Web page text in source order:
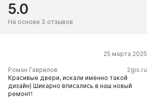
5.0
На основе 3 отзывов
25 марта 2025
​Роман Гаврилов
2gis.ru
Красивые двери, искали именно такой
дизайн) Шикарно вписались в наш новый
ремонт!